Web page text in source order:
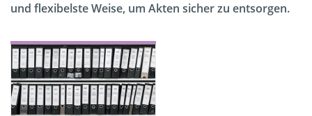
und flexibelste Weise, um Akten sicher zu entsorgen.